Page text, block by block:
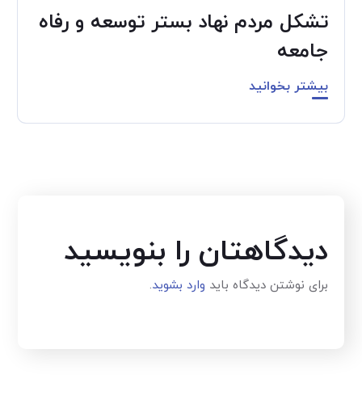
تشکل مردم نهاد بستر توسعه و رفاه
جامعه
بیشتر بخوانید
دیدگاهتان را بنویسید
برای نوشتن دیدگاه باید وارد بشوید.